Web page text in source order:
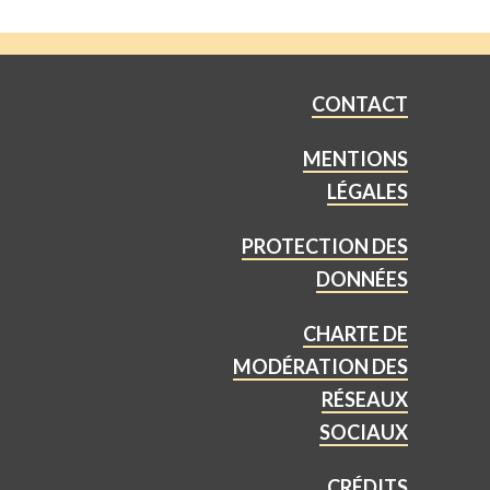
CONTACT
MENTIONS
LÉGALES
PROTECTION DES
DONNÉES
CHARTE DE
MODÉRATION DES
RÉSEAUX
SOCIAUX